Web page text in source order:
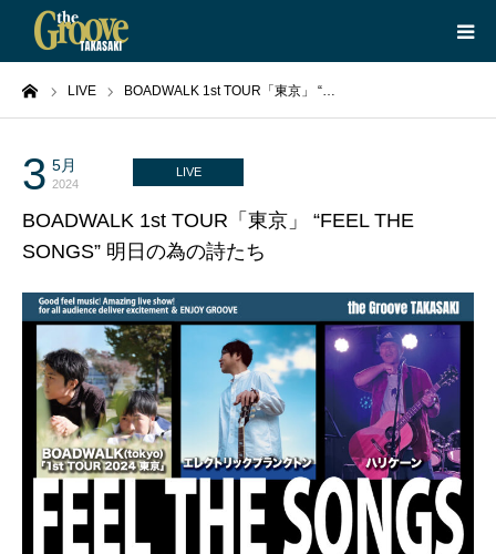
LIVE BOADWALK 1st TOUR「東京」 “…
3 5月
2024
LIVE
BOADWALK 1st TOUR「東京」 “FEEL THE
SONGS” 明日の為の詩たち
HOME
LIVE
EQUIPMENT
ABOUT
CONTACT